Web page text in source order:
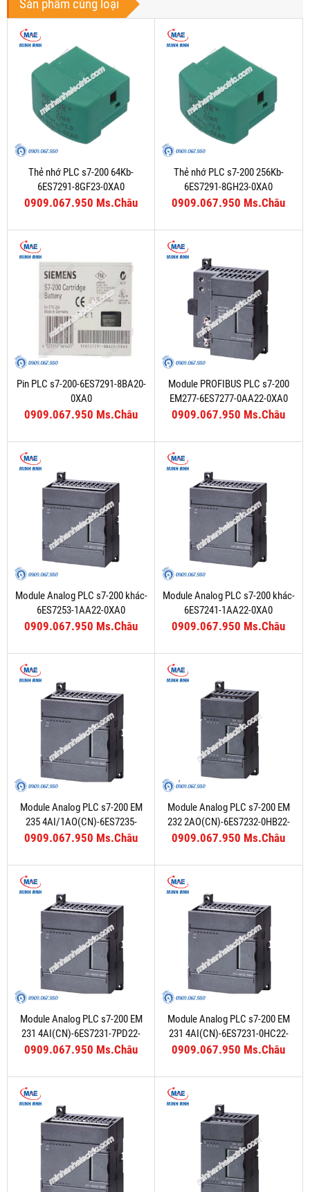
Sản phẩm cùng loại
Thẻ nhớ PLC s7-200 64Kb-
6ES7291-8GF23-0XA0
0909.067.950 Ms.Châu
Thẻ nhớ PLC s7-200 256Kb-
6ES7291-8GH23-0XA0
0909.067.950 Ms.Châu
Pin PLC s7-200-6ES7291-8BA20-
0XA0
0909.067.950 Ms.Châu
Module PROFIBUS PLC s7-200
EM277-6ES7277-0AA22-0XA0
0909.067.950 Ms.Châu
Module Analog PLC s7-200 khác-
6ES7253-1AA22-0XA0
0909.067.950 Ms.Châu
Module Analog PLC s7-200 khác-
6ES7241-1AA22-0XA0
0909.067.950 Ms.Châu
Module Analog PLC s7-200 EM
235 4AI/1AO(CN)-6ES7235-
0KD22-0XA8
0909.067.950 Ms.Châu
Module Analog PLC s7-200 EM
232 2AO(CN)-6ES7232-0HB22-
0XA8
0909.067.950 Ms.Châu
Module Analog PLC s7-200 EM
231 4AI(CN)-6ES7231-7PD22-
0XA8
0909.067.950 Ms.Châu
Module Analog PLC s7-200 EM
231 4AI(CN)-6ES7231-0HC22-
0XA8
0909.067.950 Ms.Châu